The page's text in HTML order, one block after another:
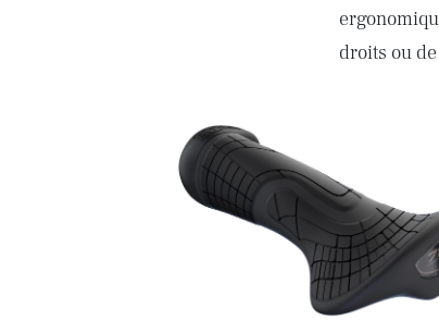
droits ou